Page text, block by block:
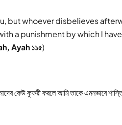
but whoever disbelieves
a punishment by which I
Ayah ১১৫)
কেউ কুফরী করলে আমি তাকে এমনভাবে